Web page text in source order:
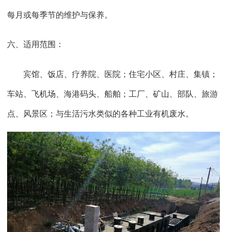
每月或每季节的维护与保养。
六、适用范围：
宾馆、饭店、疗养院、医院；住宅小区、村庄、集镇；
车站、飞机场、海港码头、船舶；工厂、矿山、部队、旅游
点、风景区；与生活污水类似的各种工业有机废水。